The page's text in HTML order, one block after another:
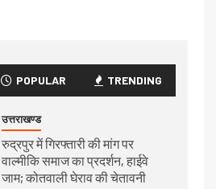
POPULAR TRENDING
उत्तराखण्ड
रुद्रपुर में गिरफ्तारी की मांग पर
वाल्मीकि समाज का प्रदर्शन, हाईवे
जाम; कोतवाली घेराव की चेतावनी